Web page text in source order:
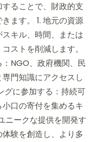
ることで、財政的支
ます。 1. 地元の資源
キル、時間、または
ストを削減します。
NGO、政府機関、民
門知識にアクセスし
グに参加する：持続可
口の寄付を集めるキ
ニークな提供を開発す
験を創造し、より多